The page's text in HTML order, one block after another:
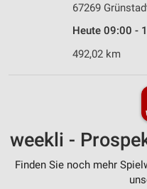
67269
Heute 09:00 -
492,02 km
weekli -
Finden Sie noch mehr